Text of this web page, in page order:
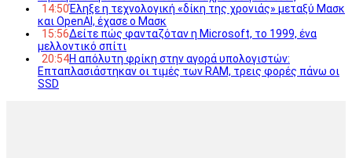
14:50Έληξε η τεχνολογική «δίκη της χρονιάς» μεταξύ Μασκ
και OpenAI, έχασε ο Μασκ
15:56Δείτε πώς φανταζόταν η Microsoft, το 1999, ένα
μελλοντικό σπίτι
20:54Η απόλυτη φρίκη στην αγορά υπολογιστών:
Επταπλασιάστηκαν οι τιμές των RAM, τρεις φορές πάνω οι
SSD